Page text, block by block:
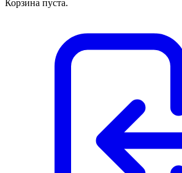
Корзина пуста.